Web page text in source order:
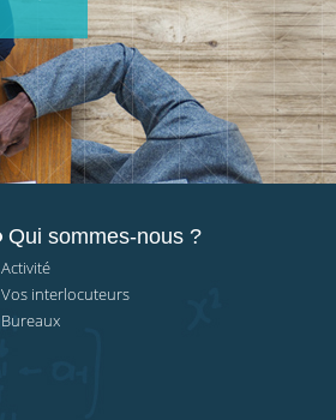
Qui sommes-nous ?
Activité
Vos interlocuteurs
Bureaux